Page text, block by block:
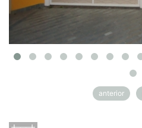
anterior